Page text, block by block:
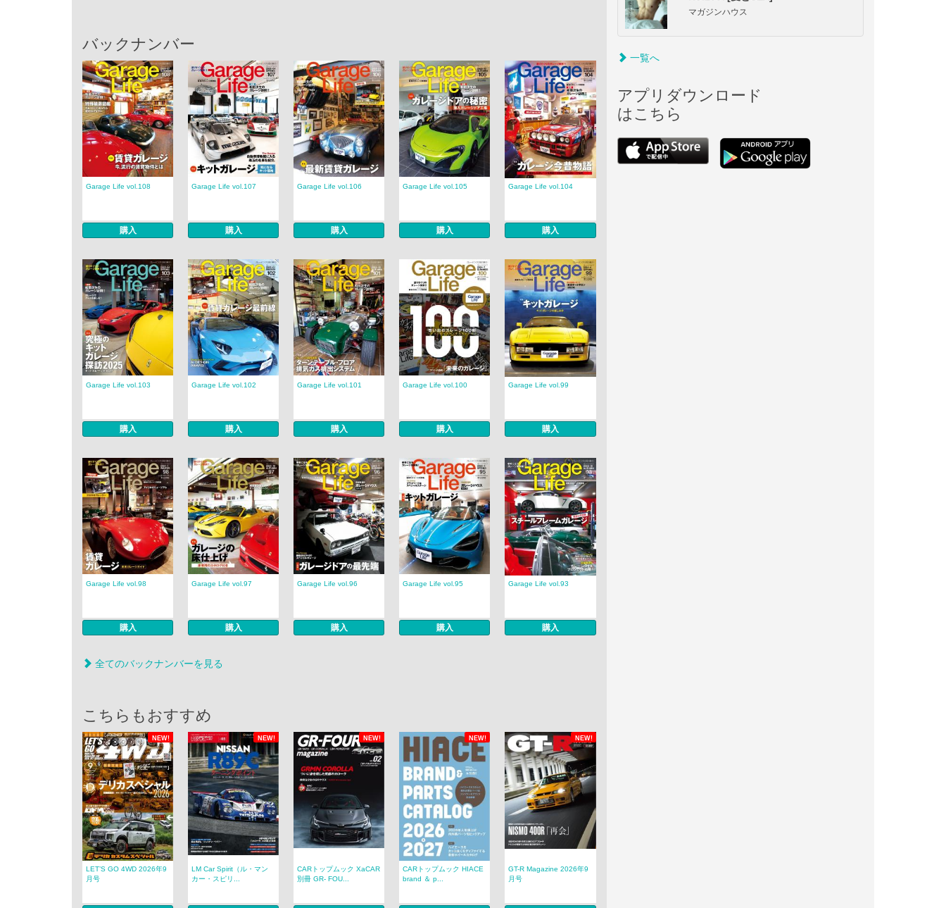
バックナンバー
Garage Life vol.108
購入
Garage Life vol.107
購入
Garage Life vol.106
購入
Garage Life vol.105
購入
Garage Life vol.104
購入
Garage Life vol.103
購入
Garage Life vol.102
購入
Garage Life vol.101
購入
Garage Life vol.100
購入
Garage Life vol.99
購入
Garage Life vol.98
購入
Garage Life vol.97
購入
Garage Life vol.96
購入
Garage Life vol.95
購入
Garage Life vol.93
購入
全てのバックナンバーを見る
こちらもおすすめ
NEW! NEW! NEW! NEW! NEW!
LET’S GO 4WD 2026年9
月号
LM Car Spirit（ル・マン
カー・スピリ...
CARトップムック XaCAR
別冊 GR- FOU...
CARトップムック HIACE
brand ＆ p...
GT-R Magazine 2026年9
月号
マガジンハウス
一覧へ
アプリダウンロード
はこちら